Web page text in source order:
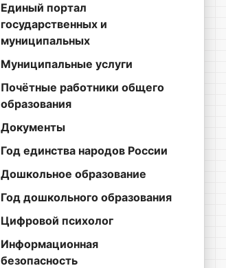
Единый портал
государственных и
муниципальных
Муниципальные услуги
Почётные работники общего
образования
Документы
Год единства народов России
Дошкольное образование
Год дошкольного образования
Цифровой психолог
Информационная
безопасность